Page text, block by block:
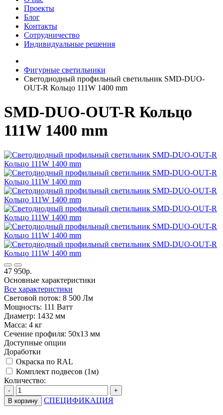
Проекты
Блог
Контакты
Сотрудничество
Индивидуальные решения
Фигурные светильники
Светодиодный профильный светильник SMD-DUO-
OUT-R Кольцо 111W 1400 mm
SMD-DUO-OUT-R Кольцо
111W 1400 mm
47 950р.
Основные характеристики
Все характеристики
Световой поток: 8 500 Лм
Мощность: 111 Ватт
Диаметр: 1432 мм
Масса: 4 кг
Сечение профиля: 50х13 мм
Доступные опции
Доработки
Окраска по RAL
Комплект подвесов (1м)
Количество:
-
+
В корзину
СПЕЦИФИКАЦИЯ